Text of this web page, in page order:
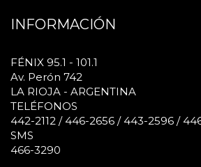
INFORMACIÓN
FÉNIX 95.1 - 101.1
Av. Perón 742
LA RIOJA - ARGENTINA
TELÉFONOS
442-2112 / 446-2656 / 443-2596 /
SMS
466-3290